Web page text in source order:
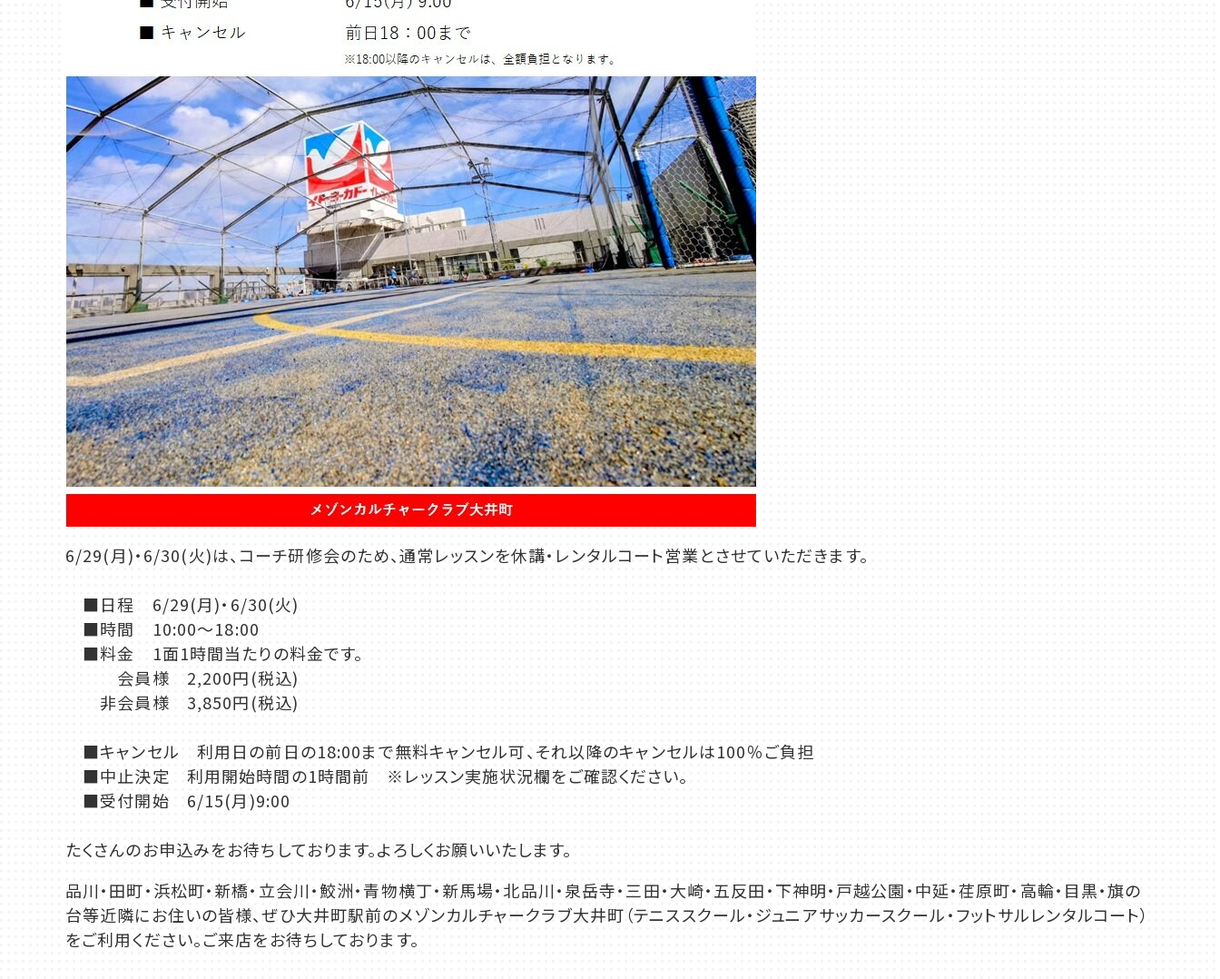
6/29(月)・6/30(火)は、コーチ研修会のため、通常レッスンを休講・レンタルコート営業とさせていただきます。
■日程 6/29(月)・6/30(火)
■時間 10:00～18:00
■料金 1面1時間当たりの料金です。
会員様 2,200円(税込)
非会員様 3,850円(税込)
■キャンセル 利用日の前日の18:00まで無料キャンセル可、それ以降のキャンセルは100％ご負担
■中止決定 利用開始時間の1時間前 ※レッスン実施状況欄をご確認ください。
■受付開始 6/15(月)9:00
たくさんのお申込みをお待ちしております。よろしくお願いいたします。
品川・田町・浜松町・新橋・立会川・鮫洲・青物横丁・新馬場・北品川・泉岳寺・三田・大崎・五反田・下神明・戸越公園・中延・荏原町・高輪・目黒・旗の
台等近隣にお住いの皆様、ぜひ大井町駅前のメゾンカルチャークラブ大井町（テニススクール・ジュニアサッカースクール・フットサルレンタルコート）
をご利用ください。ご来店をお待ちしております。